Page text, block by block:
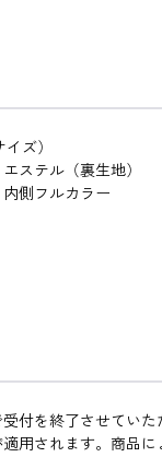
ズ）
ステル（裏生地）
側フルカラー
付を終了させていた
用されます。商品に